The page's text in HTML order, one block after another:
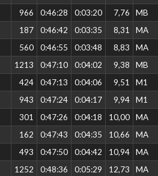
966 0:46:28 0:03:20 7,76
MB
187 0:46:42 0:03:35 8,31
MA
560 0:46:55 0:03:48 8,83
MA
1213 0:47:10 0:04:02 9,38
MB
424 0:47:13 0:04:06 9,51
M1
943 0:47:24 0:04:17 9,94
M1
301 0:47:26 0:04:18 10,00
MA
162 0:47:43 0:04:35 10,66
MA
493 0:47:50 0:04:42 10,94
MA
1252 0:48:36 0:05:29 12,73
MA